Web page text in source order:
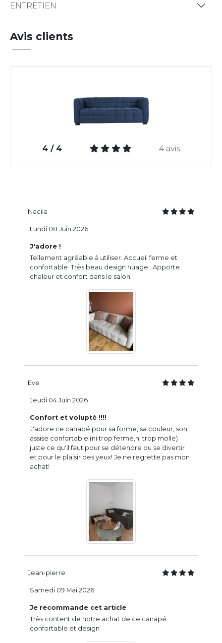
ENTRETIEN
Avis clients
4 / 4 4 avis
Nacila
J'adore !
Tellement agréable à utiliser. Accueil ferme et
confortable. Très beau design nuage . Apporte
chaleur et confort dans le salon.
Lundi 08 Juin 2026
Eve
Confort et volupté !!!!
J'adore ce canapé pour sa forme, sa couleur, son
assise confortable (ni trop ferme,ni trop molle)
juste ce qu'il faut pour se détendre ou se divertir
et pour le plaisir des yeux! Je ne regrette pas mon
achat!
Jeudi 04 Juin 2026
Jean-pierre
Je recommande cet article
Très content de notre achat de ce canapé
confortable et design
Samedi 09 Mai 2026